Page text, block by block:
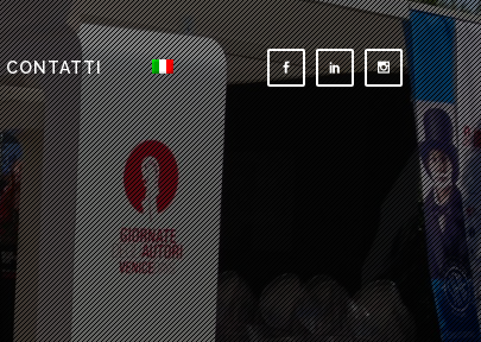
CONTATTI